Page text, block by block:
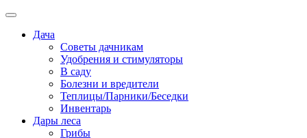
Дача
Советы дачникам
Удобрения и стимуляторы
В саду
Болезни и вредители
Теплицы/Парники/Беседки
Инвентарь
Дары леса
Грибы